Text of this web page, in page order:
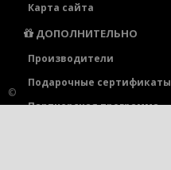
©
Карта сайта
ДОПОЛНИТЕЛЬНО
Производители
Подарочные сертификаты
Партнерская программа